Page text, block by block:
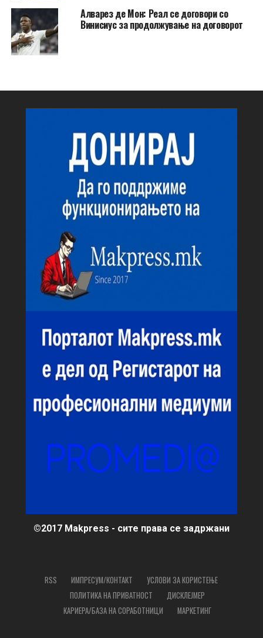
Алварез де Мон: Реал се договори со
Винисиус за продолжување на договорот
©2017 Makpress - сите права се задржани
RSS ИМПРЕСУМ/КОНТАКТ
УСЛОВИ ЗА КОРИСТЕЊЕ
ПОЛИТИКА НА ПРИВАТНОСТ
ДИСКЛЕЈМЕР
КАРИЕРА/БАЗА НА СОРАБОТНИЦИ
МАРКЕТИНГ